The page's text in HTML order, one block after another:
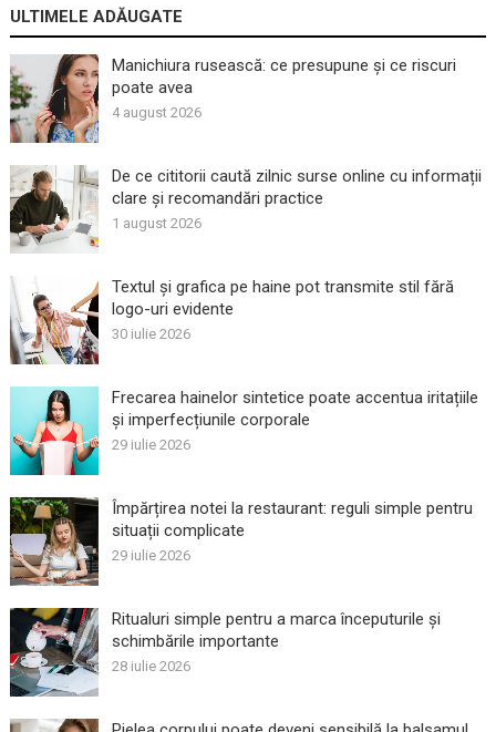
ULTIMELE ADĂUGATE
Manichiura rusească: ce presupune și ce riscuri
poate avea
4 august 2026
De ce cititorii caută zilnic surse online cu informații
clare și recomandări practice
1 august 2026
Textul și grafica pe haine pot transmite stil fără
logo-uri evidente
30 iulie 2026
Frecarea hainelor sintetice poate accentua iritațiile
și imperfecțiunile corporale
29 iulie 2026
Împărțirea notei la restaurant: reguli simple pentru
situații complicate
29 iulie 2026
Ritualuri simple pentru a marca începuturile și
schimbările importante
28 iulie 2026